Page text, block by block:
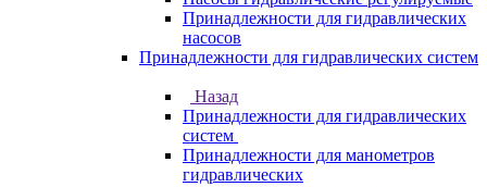
Принадлежности для гидравлических
насосов
Принадлежности для гидравлических систем
Назад
Принадлежности для гидравлических
систем
Принадлежности для манометров
гидравлических